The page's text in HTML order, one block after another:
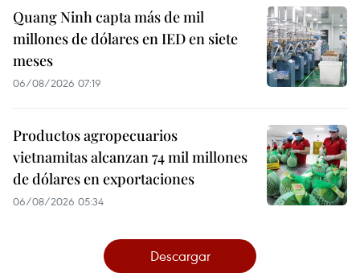
Quang Ninh capta más de mil
millones de dólares en IED en siete
meses
06/08/2026 07:19
Productos agropecuarios
vietnamitas alcanzan 74 mil millones
de dólares en exportaciones
06/08/2026 05:34
Descargar